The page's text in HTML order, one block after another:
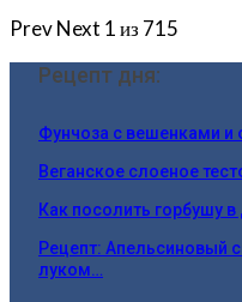
PrevNext 1 из 715
Рецепт дня:
Фунчоза с вешенками
Веганское слоеное
Как посолить горбушу
Рецепт: Апельсиновый
луком…